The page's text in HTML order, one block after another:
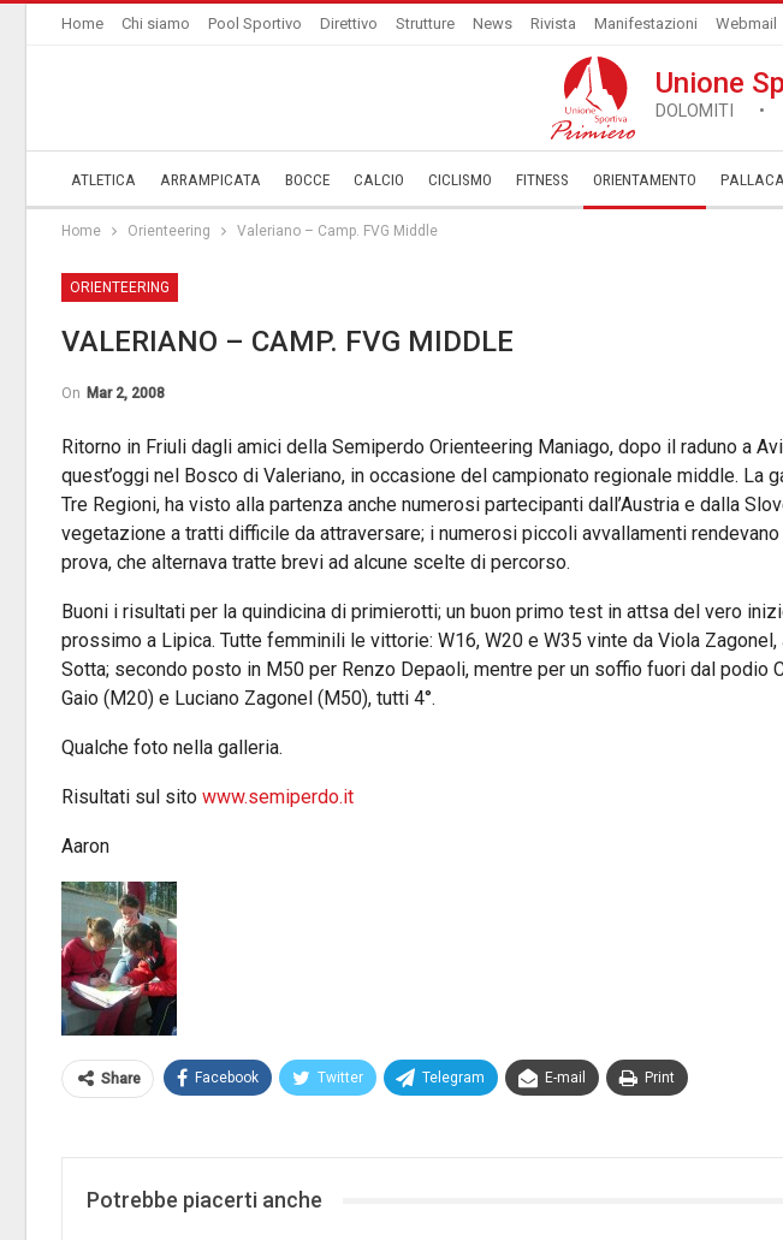
Home Chi siamo Pool Sportivo Direttivo Strutture News Rivista Manifestazioni Webmail
Unione
DOLOMITI •
ATLETICA ARRAMPICATA BOCCE CALCIO CICLISMO FITNESS ORIENTAMENTO
Home Orienteering Valeriano – Camp. FVG Middle
ORIENTEERING
VALERIANO – CAMP. FVG MIDDLE
On Mar 2, 2008
Ritorno in Friuli dagli amici della Semiperdo Orienteering Maniago, dopo il raduno a
quest’oggi nel Bosco di Valeriano, in occasione del campionato regionale middle. La
Tre Regioni, ha visto alla partenza anche numerosi partecipanti dall’Austria e dalla
vegetazione a tratti difficile da attraversare; i numerosi piccoli avvallamenti
prova, che alternava tratte brevi ad alcune scelte di percorso.
Buoni i risultati per la quindicina di primierotti; un buon primo test in attsa del vero
prossimo a Lipica. Tutte femminili le vittorie: W16, W20 e W35 vinte da Viola
Sotta; secondo posto in M50 per Renzo Depaoli, mentre per un soffio fuori dal podio
Gaio (M20) e Luciano Zagonel (M50), tutti 4°.
Qualche foto nella galleria.
Risultati sul sito www.semiperdo.it
Aaron
Share Facebook Twitter Telegram E-mail Print
Potrebbe piacerti anche